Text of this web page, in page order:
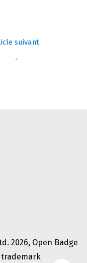
suivant
→
2026, Open Badge
trademark